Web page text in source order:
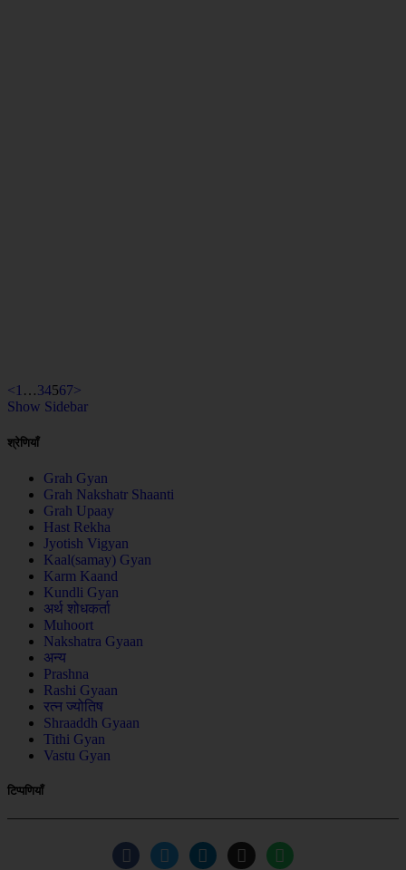
<1 …34567>
Show Sidebar
श्रेणियाँ
Grah Gyan
Grah Nakshatr Shaanti
Grah Upaay
Hast Rekha
Jyotish Vigyan
Kaal(samay) Gyan
Karm Kaand
Kundli Gyan
अर्थ शोधकर्ता
Muhoort
Nakshatra Gyaan
अन्य
Prashna
Rashi Gyaan
रत्न ज्योतिष
Shraaddh Gyaan
Tithi Gyan
Vastu Gyan
टिप्पणियाँ